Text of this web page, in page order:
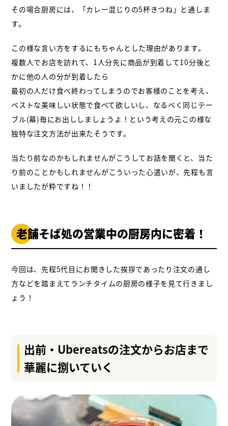
その場合厨房には、「カレー混じりの5杯きつね」と通しま
す。
この様な言い方をするにもちゃんとした理由があります。
複数人でお店を訪れて、1人分先に商品が到着して10分後と
かに他の人の分が到着したら
最初の人だけ食べ終わってしまうのでお客様のことを考え、
ベストな美味しい状態で食べて欲しいし、なるべく同じテー
ブル(幕)毎にお出ししましょうよ！という考えの元この様な
独特な注文方法が出来たそうです。
当たり前なのかもしれませんがこうしてお話を聞くと、当た
り前のことかもしれませんがこういった心遣いが、先程も言
いましたが粋ですね！！
老舗そば処の営業中の厨房内に密着！
今回は、先程5代目にお聞きした挨拶であったり注文の通し
方などを踏まえて ランチタイムの厨房の様子を見て行きまし
ょう！
出前・Ubereatsの注文からお店まで
華麗に捌いていく